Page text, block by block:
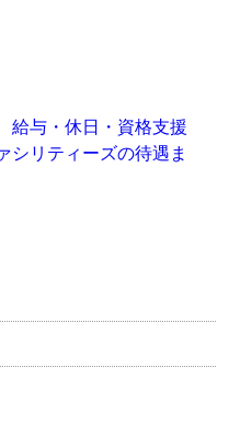
給与・休日・資格支援
シリティーズの待遇ま